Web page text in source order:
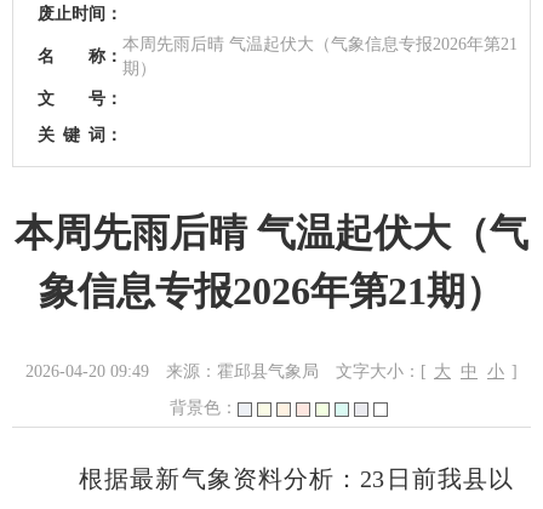
废止时间：
名 称：
本周先雨后晴 气温起伏大（气象信息专报2026年第21
期）
文 号：
关 键 词：
本周先雨后晴 气温起伏大（气
象信息专报2026年第21期）
2026-04-20 09:49 来源：霍邱县气象局 文字大小：[ 大 中 小 ]
背景色：
根据最新气象资料分析： 23日前我县以